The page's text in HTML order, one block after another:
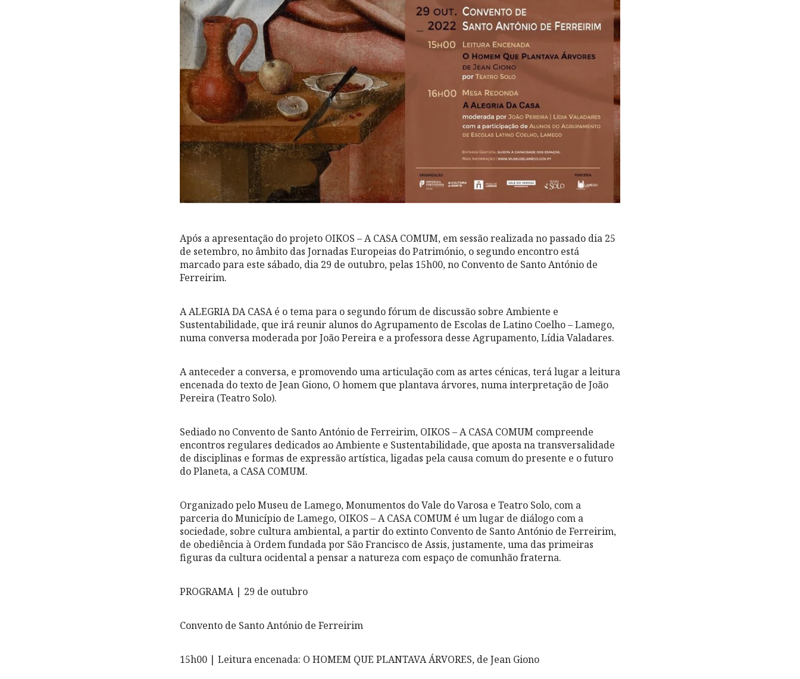
Após a apresentação do projeto OIKOS – A CASA COMUM, em sessão realizada no passado dia 25
de setembro, no âmbito das Jornadas Europeias do Património, o segundo encontro está
marcado para este sábado, dia 29 de outubro, pelas 15h00, no Convento de Santo António de
Ferreirim.
A ALEGRIA DA CASA é o tema para o segundo fórum de discussão sobre Ambiente e
Sustentabilidade, que irá reunir alunos do Agrupamento de Escolas de Latino Coelho – Lamego,
numa conversa moderada por João Pereira e a professora desse Agrupamento, Lídia Valadares.
A anteceder a conversa, e promovendo uma articulação com as artes cénicas, terá lugar a leitura
encenada do texto de Jean Giono, O homem que plantava árvores, numa interpretação de João
Pereira (Teatro Solo).
Sediado no Convento de Santo António de Ferreirim, OIKOS – A CASA COMUM compreende
encontros regulares dedicados ao Ambiente e Sustentabilidade, que aposta na transversalidade
de disciplinas e formas de expressão artística, ligadas pela causa comum do presente e o futuro
do Planeta, a CASA COMUM.
Organizado pelo Museu de Lamego, Monumentos do Vale do Varosa e Teatro Solo, com a
parceria do Município de Lamego, OIKOS – A CASA COMUM é um lugar de diálogo com a
sociedade, sobre cultura ambiental, a partir do extinto Convento de Santo António de Ferreirim,
de obediência à Ordem fundada por São Francisco de Assis, justamente, uma das primeiras
figuras da cultura ocidental a pensar a natureza com espaço de comunhão fraterna.
PROGRAMA | 29 de outubro
Convento de Santo António de Ferreirim
15h00 | Leitura encenada: O HOMEM QUE PLANTAVA ÁRVORES, de Jean Giono